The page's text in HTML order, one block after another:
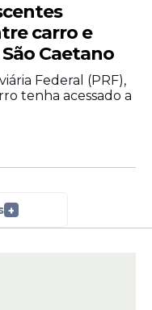
carro e
Caetano
Federal (PRF),
tenha acessado a
+